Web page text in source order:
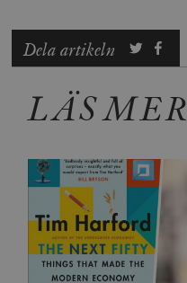
Dela artikeln
LÄS MER